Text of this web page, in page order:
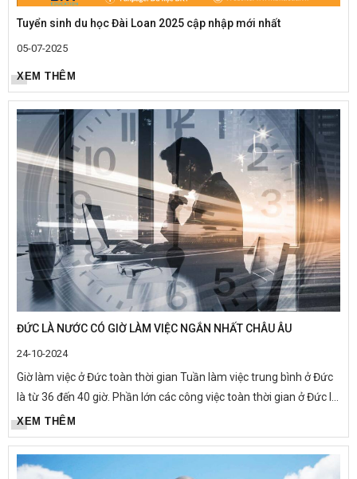
Tuyển sinh du học Đài Loan 2025 cập nhập mới nhất
05-07-2025
XEM THÊM
ĐỨC LÀ NƯỚC CÓ GIỜ LÀM VIỆC NGẮN NHẤT CHÂU ÂU
24-10-2024
Giờ làm việc ở Đức toàn thời gian Tuần làm việc trung bình ở Đức
là từ 36 đến 40 giờ. Phần lớn các công việc toàn thời gian ở Đức là
bảy hoặc tám giờ một ngày, năm ngày một tuần,...
XEM THÊM